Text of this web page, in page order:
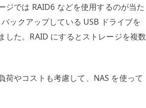
ジでは RAID6 などを使用するのが当た
ックアップしている USB ドライブを
した。RAID にするとストレージを複数
やコストも考慮して、NAS を使って